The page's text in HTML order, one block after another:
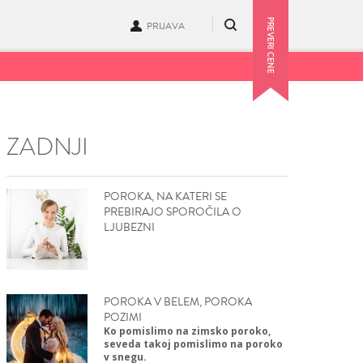
PRIJAVA
ZADNJI
POROKA, NA KATERI SE
PREBIRAJO SPOROČILA O
LJUBEZNI
POROKA V BELEM, POROKA
POZIMI
Ko pomislimo na zimsko poroko,
seveda takoj pomislimo na poroko
v snegu.